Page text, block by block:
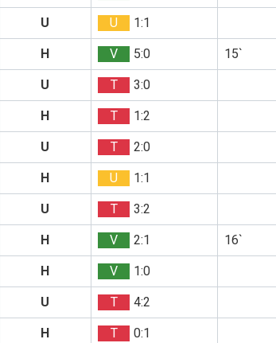
U U 1:1
H V 5:0 15`
U T 3:0
H T 1:2
U T 2:0
H U 1:1
U T 3:2
H V 2:1 16`
H V 1:0
U T 4:2
H T 0:1